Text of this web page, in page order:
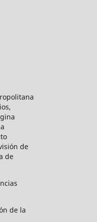
de
de
de la